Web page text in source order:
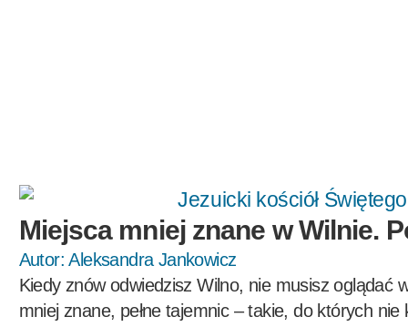
Miejsca mniej znane w Wilnie.
Autor: Aleksandra Jankowicz
Kiedy znów odwiedzisz Wilno, nie musisz oglądać
mniej znane, pełne tajemnic – takie, do których